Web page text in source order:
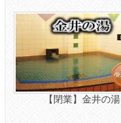
【閉業】金井の湯